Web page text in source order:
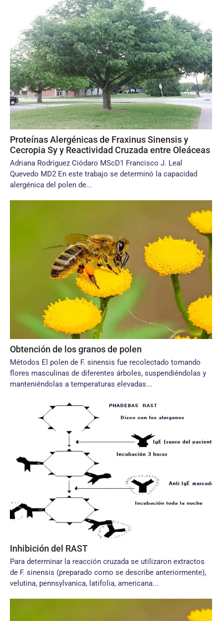
Proteínas Alergénicas de Fraxinus Sinensis y
Cecropia Sy y Reactividad Cruzada entre Oleáceas
Adriana Rodríguez Ciódaro MScD1 Francisco J. Leal
Quevedo MD2 En este trabajo se determinó la capacidad
alergénica del polen de...
Obtención de los granos de polen
Métodos El polen de F. sinensis fue recolectado tomando
flores masculinas de diferentes árboles, suspendiéndolas y
manteniéndolas a temperaturas elevadas...
Inhibición del RAST
Para determinar la reacción cruzada se utilizaron extractos
de F. sinensis (preparado como se describe anteriormente),
velutina, pennsylvanica, latifolia, americana...